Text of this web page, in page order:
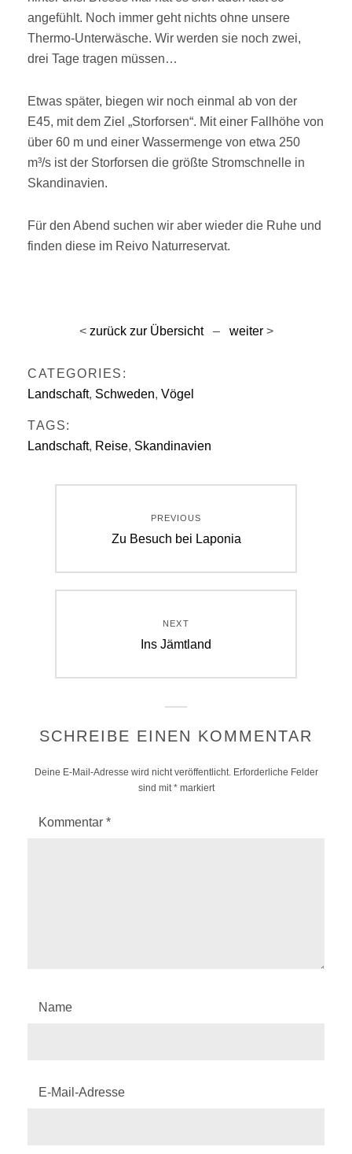
angefühlt. Noch immer geht nichts ohne unsere
Thermo-Unterwäsche. Wir werden sie noch zwei,
drei Tage tragen müssen…
Etwas später, biegen wir noch einmal ab von der
E45, mit dem Ziel „Storforsen“. Mit einer Fallhöhe von
über 60 m und einer Wassermenge von etwa 250
m³/s ist der Storforsen die größte Stromschnelle in
Skandinavien.
Für den Abend suchen wir aber wieder die Ruhe und
finden diese im Reivo Naturreservat.
< zurück zur Übersicht– weiter>
CATEGORIES:
Landschaft, Schweden, Vögel
TAGS:
Landschaft, Reise, Skandinavien
PREVIOUS
Previous
Zu Besuch bei Laponia
NEXT
Next
Ins Jämtland
SCHREIBE EINEN KOMMENTAR
Deine E-Mail-Adresse wird nicht veröffentlicht. Erforderliche Felder
sind mit*markiert
Kommentar *
Name
E-Mail-Adresse